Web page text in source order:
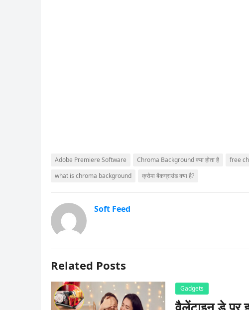
Adobe Premiere Software Chroma Background क्या होता है free
what is chroma background
क्रोमा बैकग्राउंड क्या है?
Soft Feed
Related Posts
Gadgets